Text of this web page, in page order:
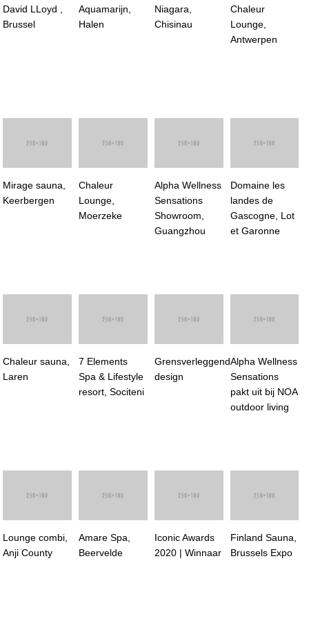
David LLoyd ,
Brussel
Aquamarijn,
Halen
Niagara,
Chisinau
Chaleur
Lounge,
Antwerpen
Mirage sauna,
Keerbergen
Chaleur
Lounge,
Moerzeke
Alpha Wellness
Sensations
Showroom,
Guangzhou
Domaine les
landes de
Gascogne, Lot
et Garonne
Chaleur sauna,
Laren
7 Elements
Spa & Lifestyle
resort, Sociteni
Grensverleggend
design
Alpha Wellness
Sensations
pakt uit bij NOA
outdoor living
Lounge combi,
Anji County
Amare Spa,
Beervelde
Iconic Awards
2020 | Winnaar
Finland Sauna,
Brussels Expo